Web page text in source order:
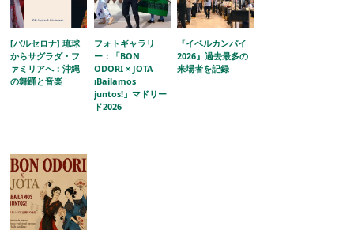
[バルセロナ] 琉球
からサグラダ・フ
ァミリアへ：沖縄
の舞踊と音楽
フォトギャラリ
ー：「BON
ODORI × JOTA
¡Bailamos
juntos!」マドリー
ド2026
『イベルカンパイ
2026』過去最多の
来場者を記録